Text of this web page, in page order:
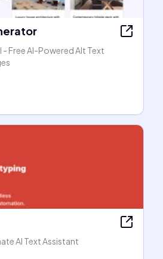
Free AI-Powered Alt Text
AI Text Assistant